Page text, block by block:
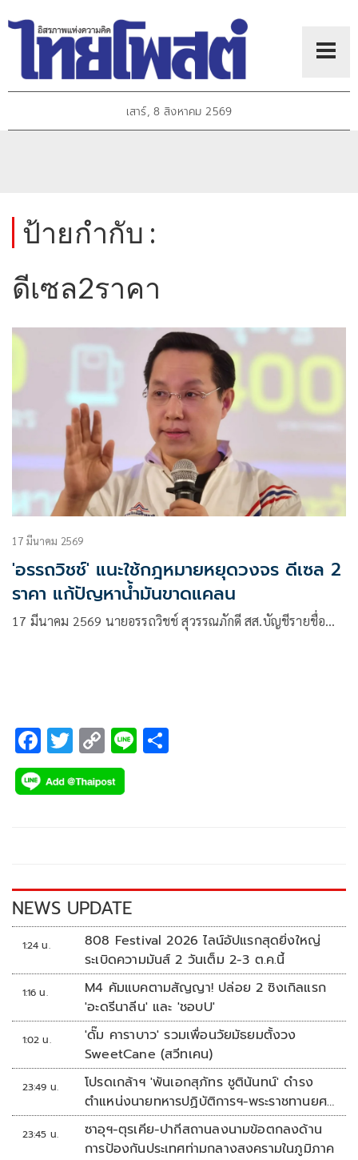
เสาร์, 8 สิงหาคม 2569
ป้ายกำกับ :
ดีเซล2ราคา
17 มีนาคม 2569
'อรรถวิชช์' แนะใช้กฎหมายหยุดวงจร ดีเซล 2
ราคา แก้ปัญหาน้ำมันขาดแคลน
17 มีนาคม 2569 นายอรรถวิชช์ สุวรรณภักดี สส.บัญชีรายชื่อ…
F
ac
e
k
T
wi
tt
C
o
p
k
Li
NEWS UPDATE
1:24 น.
808 Festival 2026 ไลน์อัปแรกสุดยิ่งใหญ่
ระเบิดความมันส์ 2 วันเต็ม 2-3 ต.ค.นี้
1:16 น.
M4 คัมแบคตามสัญญา! ปล่อย 2 ซิงเกิลแรก
'อะดรีนาลีน' และ 'ชอบU'
1:02 น.
'ดั๊ม คาราบาว' รวมเพื่อนวัยมัธยมตั้งวง
SweetCane (สวีทเคน)
23:49 น.
โปรดเกล้าฯ 'พันเอกสุภัทร ชูตินันทน์' ดำรง
ตำแหน่งนายทหารปฏิบัติการฯ-พระราชทานยศ
'พลตรี'
23:45 น.
ซาอุฯ-ตุรเคีย-ปากีสถานลงนามข้อตกลงด้าน
การป้องกันประเทศท่ามกลางสงครามในภูมิภาค